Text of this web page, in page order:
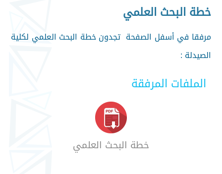
خطة البحث العلمي
مرفقا في أسفل الصفحة تجدون خطة البحث العلمي لكلية
الصيدلة :
الملفات المرفقة
خطة البحث العلمي